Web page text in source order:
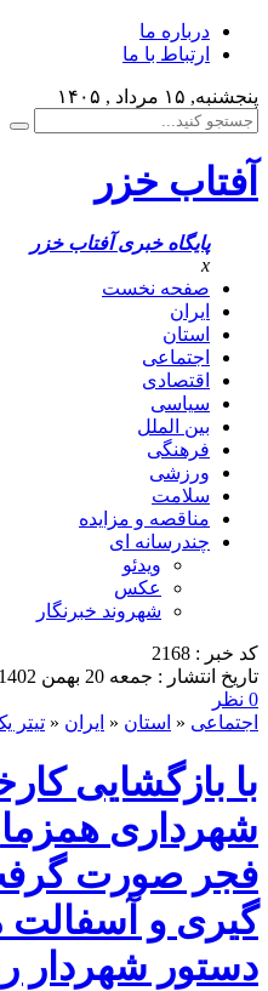
درباره ما
ارتباط با ما
پنجشنبه, ۱۵ مرداد , ۱۴۰۵
آفتاب خزر
پایگاه خبری آفتاب خزر
x
صفحه نخست
ایران
استان
اجتماعی
اقتصادی
سیاسی
بین الملل
فرهنگی
ورزشی
سلامت
مناقصه و مزایده
چندرسانه ای
ویدئو
عکس
شهروند خبرنگار
کد خبر : 2168
تاریخ انتشار : جمعه 20 بهمن 1402 - 22:51
0 نظر
اجتماعی « استان « ایران « تیتر
با بازگشایی
شهرداری
فجر صورت
گیری و آسفالت
دستور